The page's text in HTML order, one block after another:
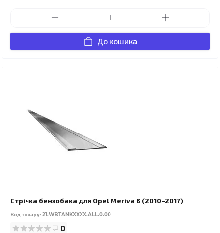
До кошика
Стрічка бензобака для Opel Meriva B (2010–2017)
Код товару:21.WBTANKXXXX.ALL.0.00
0